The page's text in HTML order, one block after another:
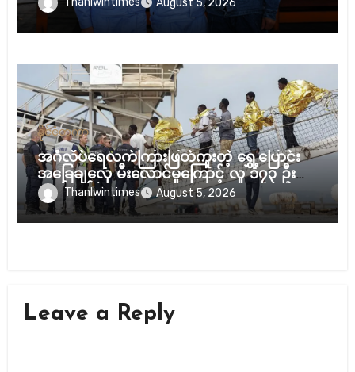
နိုင်ငံတကာ
အင်္ဂလိပ်ရေလက်ကြားဖြတ်ကူးတဲ့ ရွှေ့ပြောင်း
အခြေချလှေ မီးလောင်မှုကြောင့် လူ ၁၇၃ ဦးကို
ကယ်တင်ခဲ့ရ
Thanlwintimes August 5, 2026
Leave a Reply